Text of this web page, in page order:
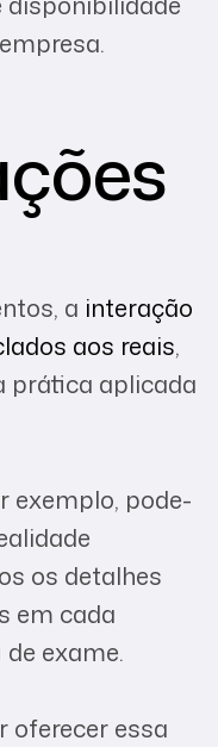
a interação
aos reais,
prática aplicada
exemplo, pode-
os detalhes
em cada
exame.
oferecer essa